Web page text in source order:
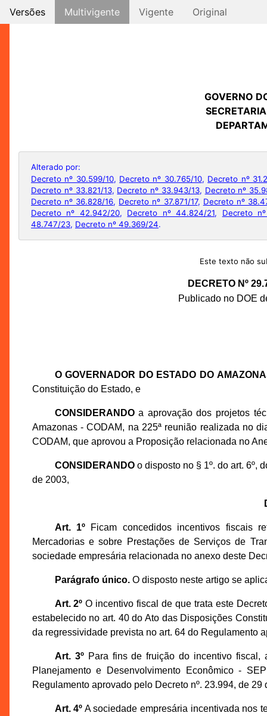
Versões Multivigente Vigente Original
GOVERNO
Alterado por:
Decreto nº 30.599/10, Decreto nº 30.765/10, Decreto nº
Decreto nº 33.821/13, Decreto nº 33.943/13, Decreto nº
Decreto nº 36.828/16, Decreto nº 37.871/17, Decreto nº
Decreto nº 42.942/20, Decreto nº 44.824/21, Decreto
48.747/23, Decreto nº 49.369/24.
Este texto não
DECRETO Nº
Publicado no DOE
O GOVERNADOR DO ESTADO DO
Constituição do Estado, e
CONSIDERANDOa aprovação dos projetos
Amazonas - CODAM, na 225ª reunião realizada no
CODAM, que aprovou a Proposição relacionada no
CONSIDERANDOo disposto no § 1º. do art. 6º,
de 2003,
Art. 1ºFicam concedidos incentivos fiscais
Mercadorias e sobre Prestações de Serviços de
sociedade empresária relacionada no anexo deste
Parágrafo único.O disposto neste artigo se
Art. 2º O incentivo fiscal de que trata este
estabelecido no art. 40 do Ato das Disposições
da regressividade prevista no art. 64 do Regulamento
Art. 3ºPara fins de fruição do incentivo fiscal,
Planejamento e Desenvolvimento Econômico -
Regulamento aprovado pelo Decreto nº. 23.994, de 29
Art. 4º A sociedade empresária incentivada nos